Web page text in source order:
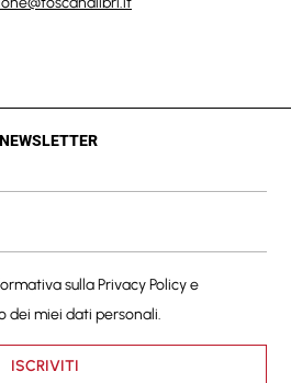
sullaPrivacy Policye
miei dati personali.
ISCRIVITI